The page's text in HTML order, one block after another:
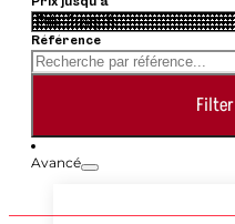
Référence
Filter
Avancé